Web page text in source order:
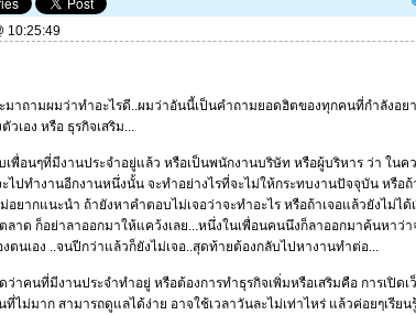
10:25:49
มาถามผมว่าทำอะไรดี..ผมว่าอันนี้เป็นคำถามยอดฮิตของทุกคนที่กำลังอย
วเอง หรือ ธุรกิจเสริม...
เพื่อนๆที่มีงานประจำอยู่แล้ว หรือเป็นพนักงานบริษัท หรือผู้บริหาร ว่า ในค
ไปทำงานอีกงานหนึ่งนั้น จะทำอย่างไรที่จะไม่ให้กระทบงานปัจจุบัน หรือถ้
อยากแนะนำ ถ้ายังหาคำตอบไม่เจอว่าจะทำอะไร หรือถ้าเจอแล้วยังไม่ได้
ลาด ก็อย่าลาออกมาให้แคว้งเลย...หนึ่งในเพื่อนคนนึงก็ลาออกมาค้นหาว่า
งตนเอง ..จนปีกว่าแล้วก็ยังไม่เจอ..สุดท้ายต้องกลับไปหางานทำต่อ...
ว่าคนที่มีงานประจำทำอยู่ หรือต้องการทำธุรกิจเพิ่มหรือเสริมคือ การเปิดเ
ไม่มาก สามารถดูแลได้ง่าย อาจใช้เวลาวันละไม่เท่าไหร่ แล้วค่อยๆเรีย